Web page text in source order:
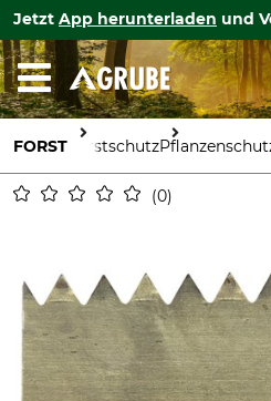
Jetzt App herunterladen und
FORST Forstschutz
0